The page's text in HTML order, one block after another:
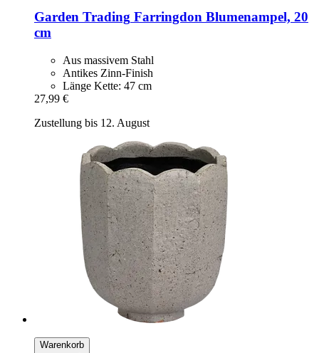
Garden Trading Farringdon Blumenampel, 20
cm
Aus massivem Stahl
Antikes Zinn-Finish
Länge Kette: 47 cm
27,99 €
Zustellung bis 12. August
Warenkorb